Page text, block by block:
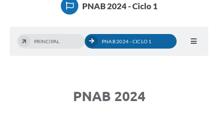
Divulgação de Vagas SEDUC
PNAB 2024 - Ciclo 1
PRINCIPAL PNAB 2024 - CICLO 1
PNAB 2024